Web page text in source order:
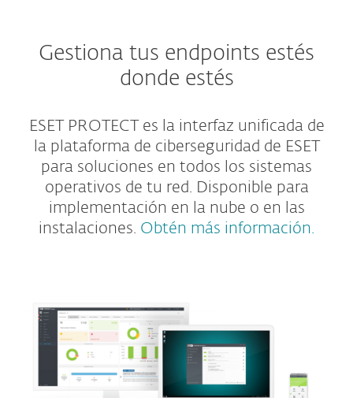
Gestiona tus endpoints estés
donde estés
ESET PROTECT es la interfaz unificada de
la plataforma de ciberseguridad de ESET
para soluciones en todos los sistemas
operativos de tu red. Disponible para
implementación en la nube o en las
instalaciones. Obtén más información.